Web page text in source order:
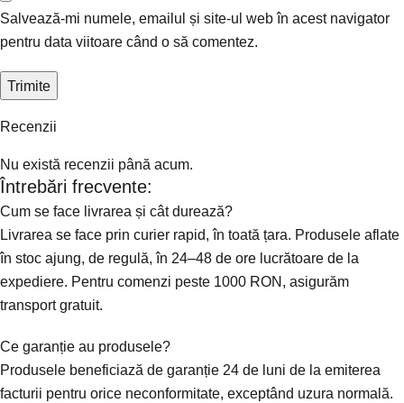
Recenzii
Nu există recenzii până acum.
Salvează-mi numele, emailul și site-ul web în acest navigator
pentru data viitoare când o să comentez.
Întrebări frecvente:
Cum se face livrarea și cât durează?
Livrarea se face prin curier rapid, în toată țara. Produsele aflate
în stoc ajung, de regulă, în 24–48 de ore lucrătoare de la
expediere. Pentru comenzi peste 1000 RON, asigurăm
transport gratuit.
Ce garanție au produsele?
Produsele beneficiază de garanție 24 de luni de la emiterea
facturii pentru orice neconformitate, exceptând uzura normală.